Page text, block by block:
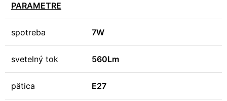
PARAMETRE
spotreba 7W
svetelný tok 560Lm
pätica E27